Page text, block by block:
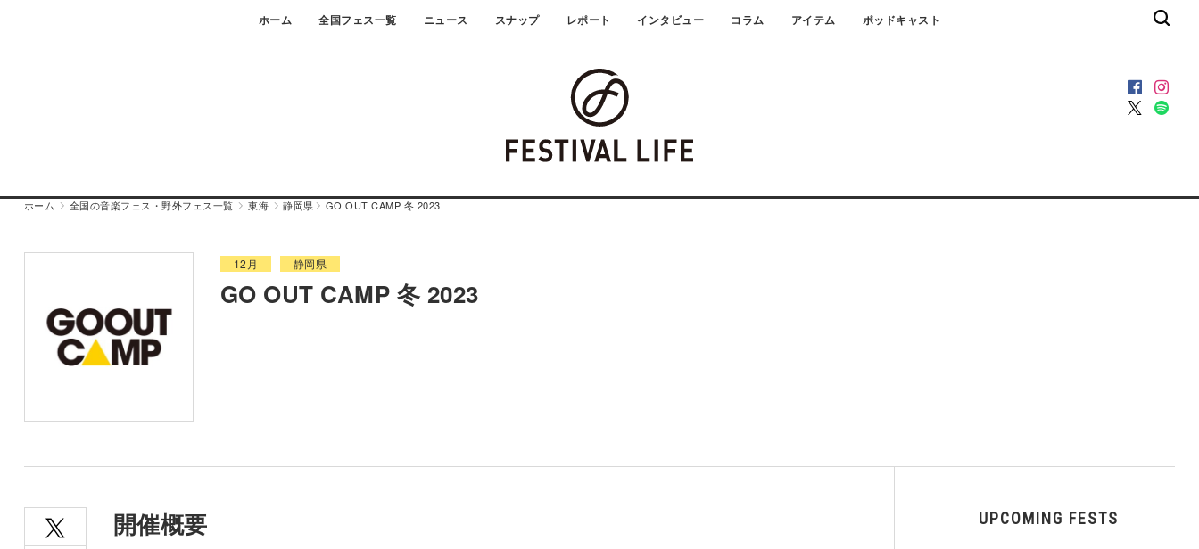
ホーム 全国フェス一覧 ニュース スナップ レポート インタビュー コラム アイテム ポッドキャスト
ホーム 全国の音楽フェス・野外フェス一覧 東海 静岡県 GO OUT CAMP 冬 2023
12月 静岡県
GO OUT CAMP 冬 2023
開催概要 UPCOMING FESTS